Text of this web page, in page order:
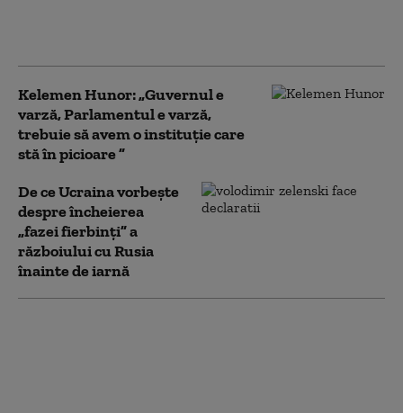
Kelemen Hunor: „Guvernul e
varză, Parlamentul e varză,
trebuie să avem o instituție care
stă în picioare ”
De ce Ucraina vorbește
despre încheierea
„fazei fierbinți” a
războiului cu Rusia
înainte de iarnă